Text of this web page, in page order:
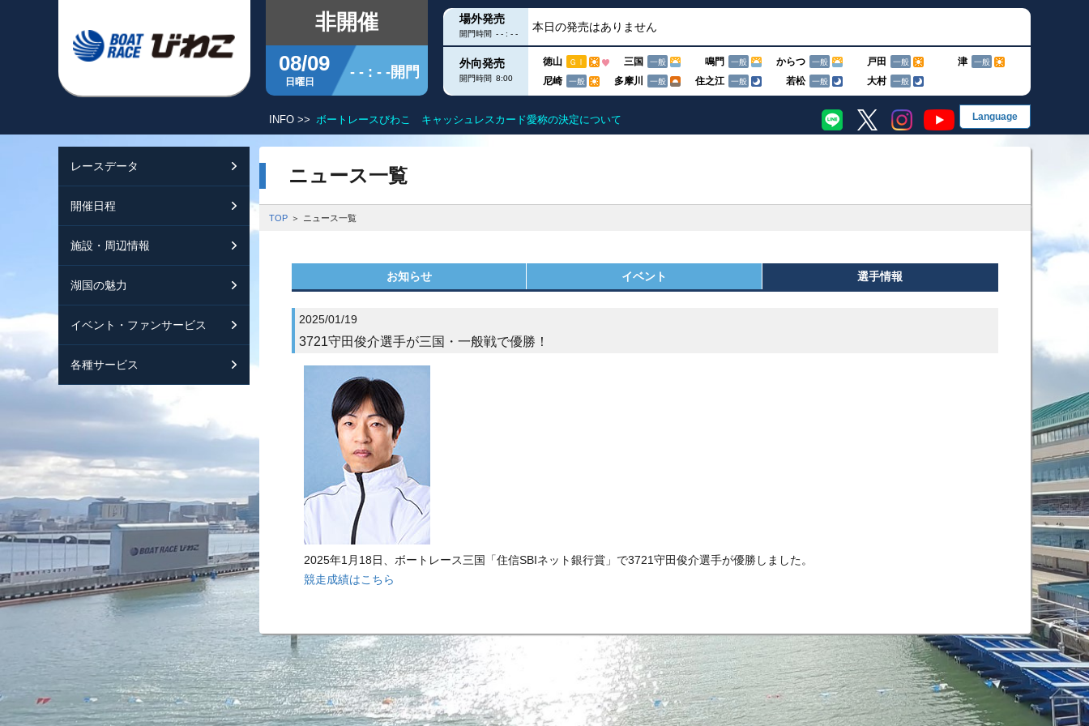
非開催
08/09
日曜日
- - : - -開門
場外発売
開門時間 - - : - -
本日の発売はありません
外向発売
開門時間 8:00
徳山 ＧⅠ 三国 一般 鳴門 一般 からつ 一般 戸田 一般 津 一般
尼崎 一般 多摩川 一般 住之江 一般 若松 一般 大村 一般
レースデータ シリーズインデックス
レース展望 水面特性 モーター抽選結果・前検タイムランキング
今節の進入コース別成績・決まり手
出走表・前日予想PDF
開催日程
開催日程
開催日程（年間）
施設・周辺情報
交通ガイド
施設ガイド
ボートレースびわこを知る
オーミー！フォーユー！
湖国の魅力
イベント・ファンサービス
各種サービス
特設バックナンバー
メールマガジン案内
スマートフォンサイト紹介
INFO >> ボートレースびわこ キャッシュレスカード愛称の決定について EN English
ニュース一覧
TOP ニュース一覧
お知らせ イベント 選手情報
2025/01/19
3721守田俊介選手が三国・一般戦で優勝！
2025年1月18日、ボートレース三国「住信SBIネット銀行賞」で3721守田俊介選手が優勝しました。
競走成績はこちら